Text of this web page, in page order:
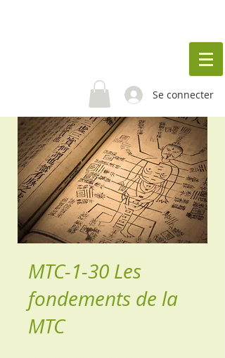
Se connecter
MTC-1-30 Les
fondements de la
MTC